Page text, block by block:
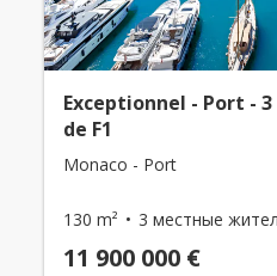
Exceptionnel - Port -
de F1
Monaco - Port
130 m² 3 местные
11 900 000 €